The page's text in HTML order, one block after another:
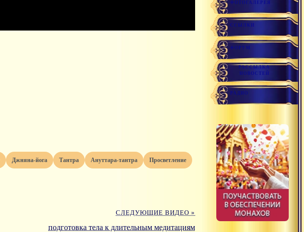
джняна-йога тантра ануттара-тантра просветление
СЛЕДУЮЩИЕ ВИДЕО »
подготовка тела к длительным медитациям
ФОТОГАЛЕРЕЯ
ССЫЛКИ
ФОРУМ
РАССЫЛКА
НОВОСТЕЙ
РАДИО